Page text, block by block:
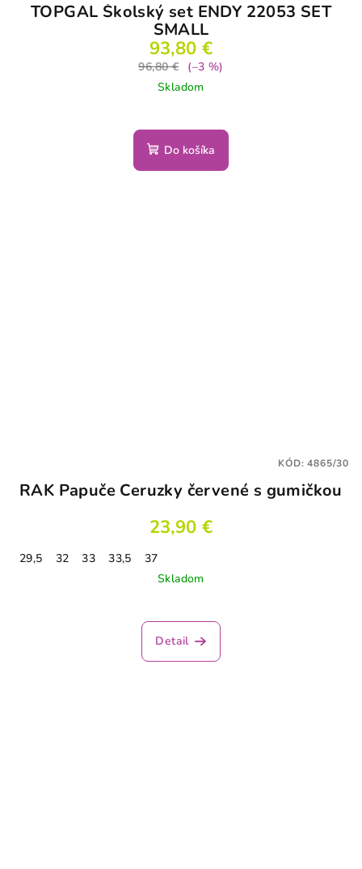
TOPGAL Školský set ENDY 22053 SET
SMALL
93,80 €
96,80 €
(–3 %)
Skladom
Do košíka
RAK Papuče Ceruzky červené s gumičkou
23,90 €
29,5 32 33 33,5
37
Skladom
Detail
KÓD:4865/30